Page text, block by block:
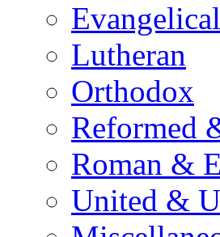
Evangelical
Lutheran
Orthodox
Reformed
Roman &
United &